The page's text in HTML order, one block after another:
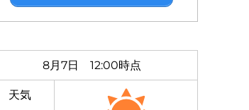
8月7日 12:00時点
天気